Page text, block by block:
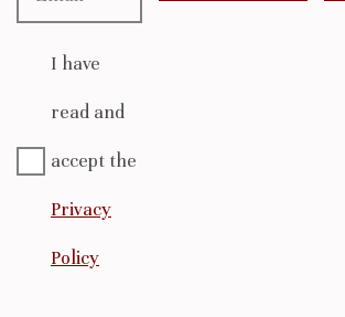
I have
read and
accept the
Privacy
Policy